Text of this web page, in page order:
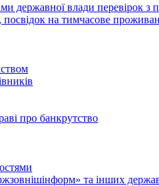
державної влади перевірок з
на тимчасове
про банкрутство
та інших